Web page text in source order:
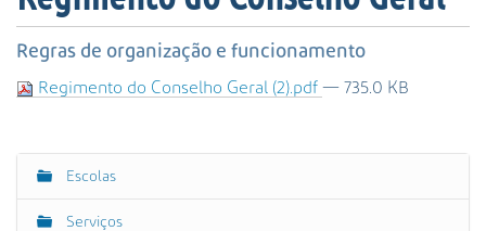
a
v
Regras de organização e funcionamento
Regimento do Conselho Geral (2).pdf — 735.0 KB
N
Escolas
Serviços